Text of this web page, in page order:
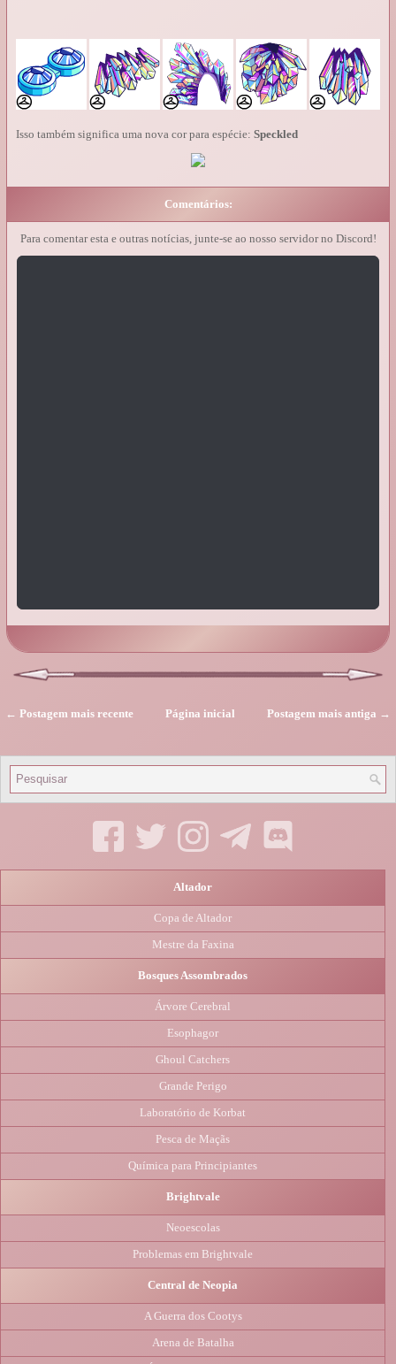
Isso também significa uma nova cor para espécie: Speckled
Comentários:
Para comentar esta e outras notícias, junte-se ao nosso servidor no Discord!
← Postagem mais recente Postagem mais antiga →
Página inicial
Altador
Copa de Altador
Mestre da Faxina
Bosques Assombrados
Árvore Cerebral
Esophagor
Ghoul Catchers
Grande Perigo
Laboratório de Korbat
Pesca de Maçãs
Química para Principiantes
Brightvale
Neoescolas
Problemas em Brightvale
Central de Neopia
A Guerra dos Cootys
Arena de Batalha